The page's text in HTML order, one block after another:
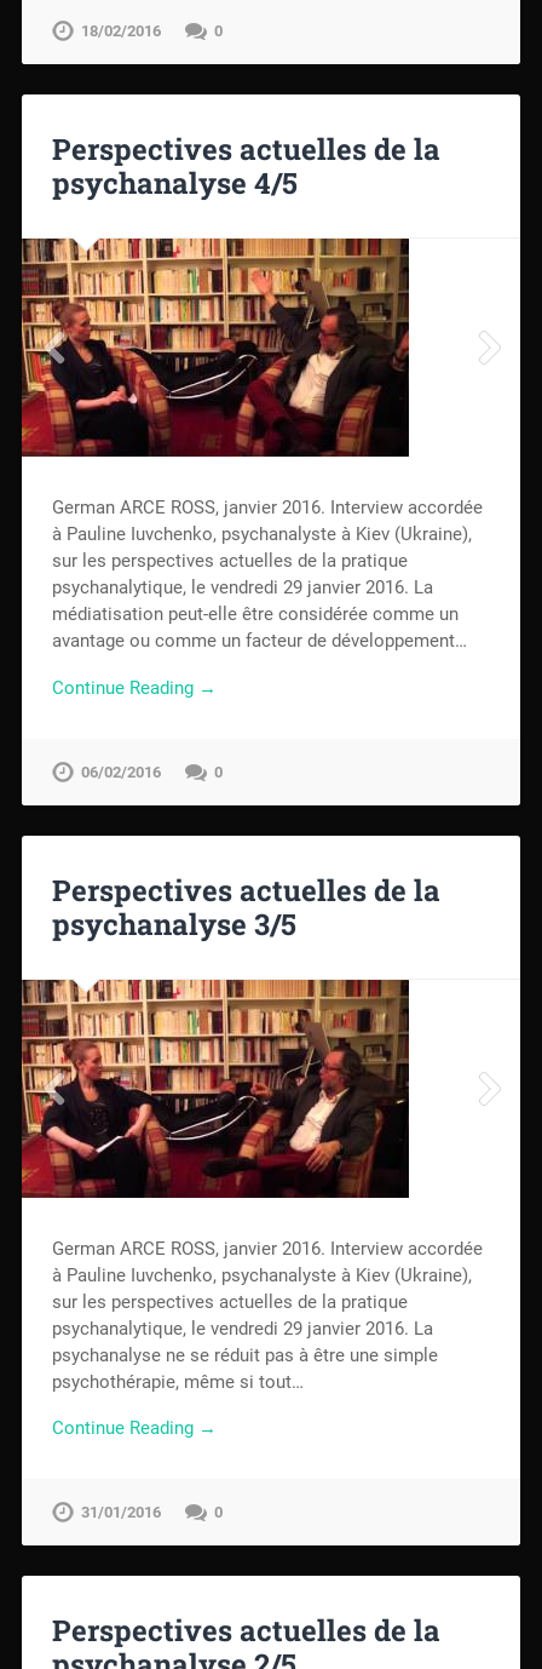
18/02/2016 0
Perspectives actuelles de la
psychanalyse 4/5
German ARCE ROSS, janvier 2016. Interview accordée
à Pauline Iuvchenko, psychanalyste à Kiev (Ukraine),
sur les perspectives actuelles de la pratique
psychanalytique, le vendredi 29 janvier 2016. La
médiatisation peut-elle être considérée comme un
avantage ou comme un facteur de développement…
Continue Reading →
06/02/2016 0
Perspectives actuelles de la
psychanalyse 3/5
German ARCE ROSS, janvier 2016. Interview accordée
à Pauline Iuvchenko, psychanalyste à Kiev (Ukraine),
sur les perspectives actuelles de la pratique
psychanalytique, le vendredi 29 janvier 2016. La
psychanalyse ne se réduit pas à être une simple
psychothérapie, même si tout…
Continue Reading →
31/01/2016 0
Perspectives actuelles de la